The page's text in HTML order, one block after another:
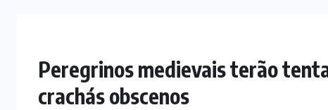
Peregrinos medievais terão
crachás obscenos